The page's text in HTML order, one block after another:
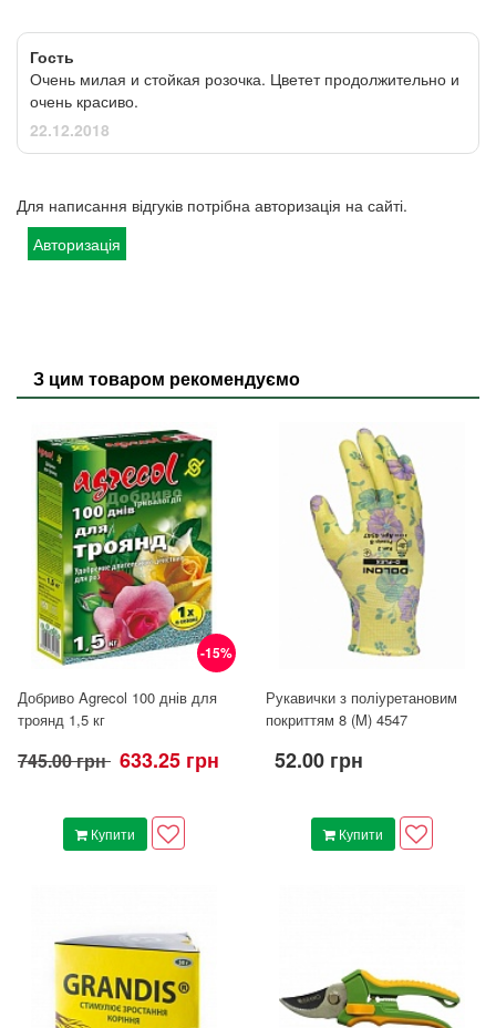
Гость
Очень милая и стойкая розочка. Цветет продолжительно и
очень красиво.
22.12.2018
Для написання відгуків потрібна авторизація на сайті.
Авторизація
З цим товаром рекомендуємо
-15%
Добриво Agrecol 100 днів для
троянд 1,5 кг
745.00 грн 633.25 грн
Купити
Рукавички з поліуретановим
покриттям 8 (M) 4547
52.00 грн
Купити